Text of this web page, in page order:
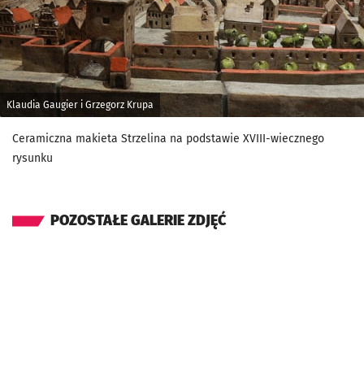
Klaudia Gaugier i Grzegorz Krupa
Ceramiczna makieta Strzelina na podstawie XVIII-wiecznego
rysunku
POZOSTAŁE GALERIE ZDJĘĆ